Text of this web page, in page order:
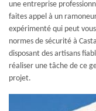
une entreprise
faites appel à un
expérimenté qui peut
normes de sécurité à
disposant des artisans
réaliser une tâche de ce
projet.